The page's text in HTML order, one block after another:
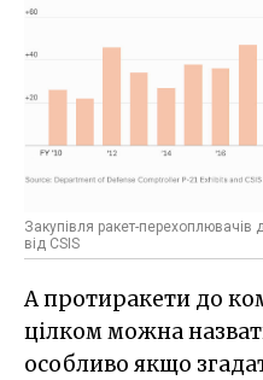
Закупівля ракет-перехоплювачів
від CSIS
А протиракети до
цілком можна
особливо якщо